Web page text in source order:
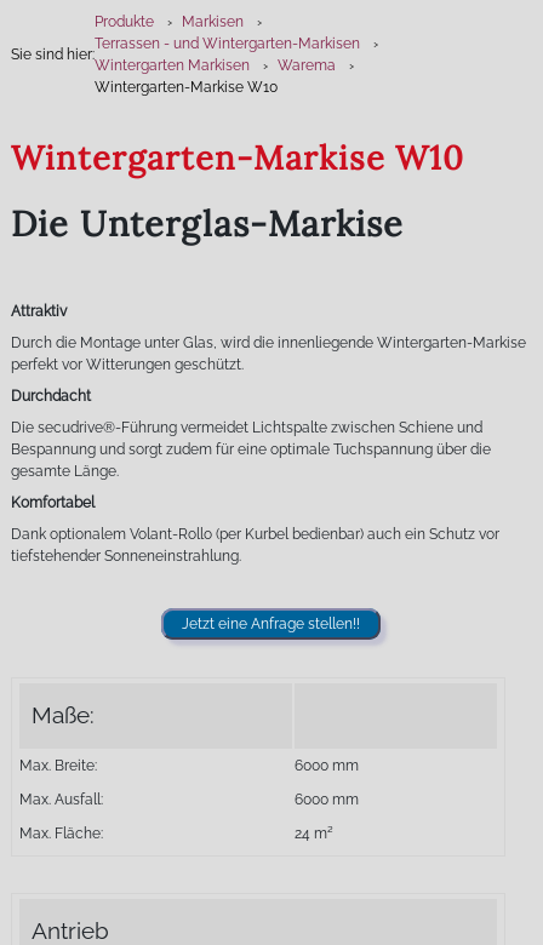
Sie sind hier:
Produkte
Markisen
Terrassen - und Wintergarten-Markisen
Wintergarten Markisen
Warema
Wintergarten-Markise W10
Wintergarten-Markise W10
Die Unterglas-Markise
Attraktiv
Durch die Montage unter Glas, wird die innenliegende Wintergarten-Markise
perfekt vor Witterungen geschützt.
Durchdacht
Die secudrive®-Führung vermeidet Lichtspalte zwischen Schiene und
Bespannung und sorgt zudem für eine optimale Tuchspannung über die
gesamte Länge.
Komfortabel
Dank optionalem Volant-Rollo (per Kurbel bedienbar) auch ein Schutz vor
tiefstehender Sonneneinstrahlung.
Jetzt eine Anfrage stellen!!
Maße:
Max. Breite:
6000 mm
Max. Ausfall:
6000 mm
Max. Fläche:
24 m²
Antrieb